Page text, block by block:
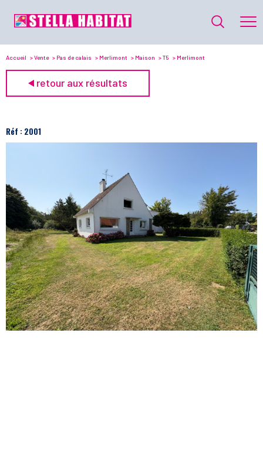
Accueil Vente Pas de calais Merlimont Maison T5 Merlimont
retour aux résultats
Réf : 2001